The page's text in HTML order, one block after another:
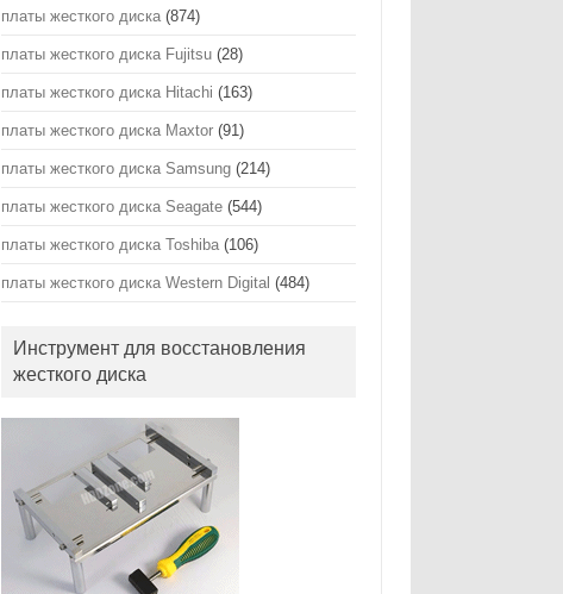
платы жесткого диска (874)
платы жесткого диска Fujitsu (28)
платы жесткого диска Hitachi (163)
платы жесткого диска Maxtor (91)
платы жесткого диска Samsung (214)
платы жесткого диска Seagate (544)
платы жесткого диска Toshiba (106)
платы жесткого диска Western Digital (484)
Инструмент для восстановления
жесткого диска